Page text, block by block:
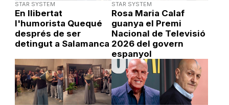
STAR SYSTEM
En llibertat
l'humorista Quequé
després de ser
detingut a Salamanca
STAR SYSTEM
Rosa Maria Calaf
guanya el Premi
Nacional de Televisió
2026 del govern
espanyol